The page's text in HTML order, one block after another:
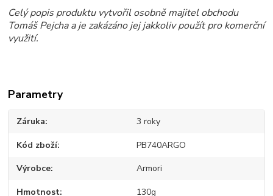
Celý popis produktu vytvořil osobně majitel obchodu
Tomáš Pejcha a je zakázáno jej jakkoliv použít pro komerční
využití.
Parametry
Záruka 3 roky
Kód zboží PB740ARGO
Výrobce Armori
Hmotnost 130g